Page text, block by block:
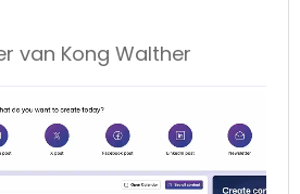
van Kong Walther